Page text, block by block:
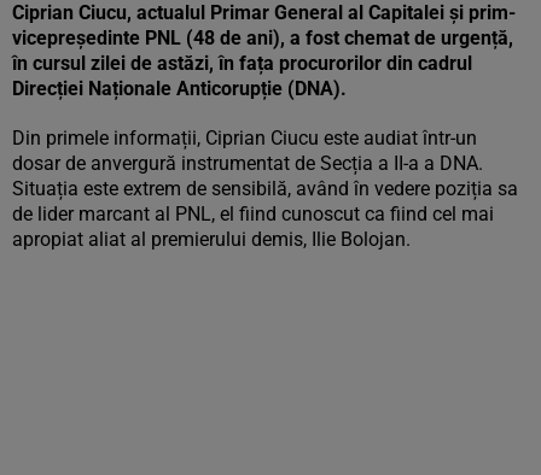
Ciprian Ciucu, actualul Primar General al Capitalei și prim-
vicepreședinte PNL (48 de ani), a fost chemat de urgență,
în cursul zilei de astăzi, în fața procurorilor din cadrul
Direcției Naționale Anticorupție (DNA).
Din primele informații, Ciprian Ciucu este audiat într-un
dosar de anvergură instrumentat de Secția a II-a a DNA.
Situația este extrem de sensibilă, având în vedere poziția sa
de lider marcant al PNL, el fiind cunoscut ca fiind cel mai
apropiat aliat al premierului demis, Ilie Bolojan.